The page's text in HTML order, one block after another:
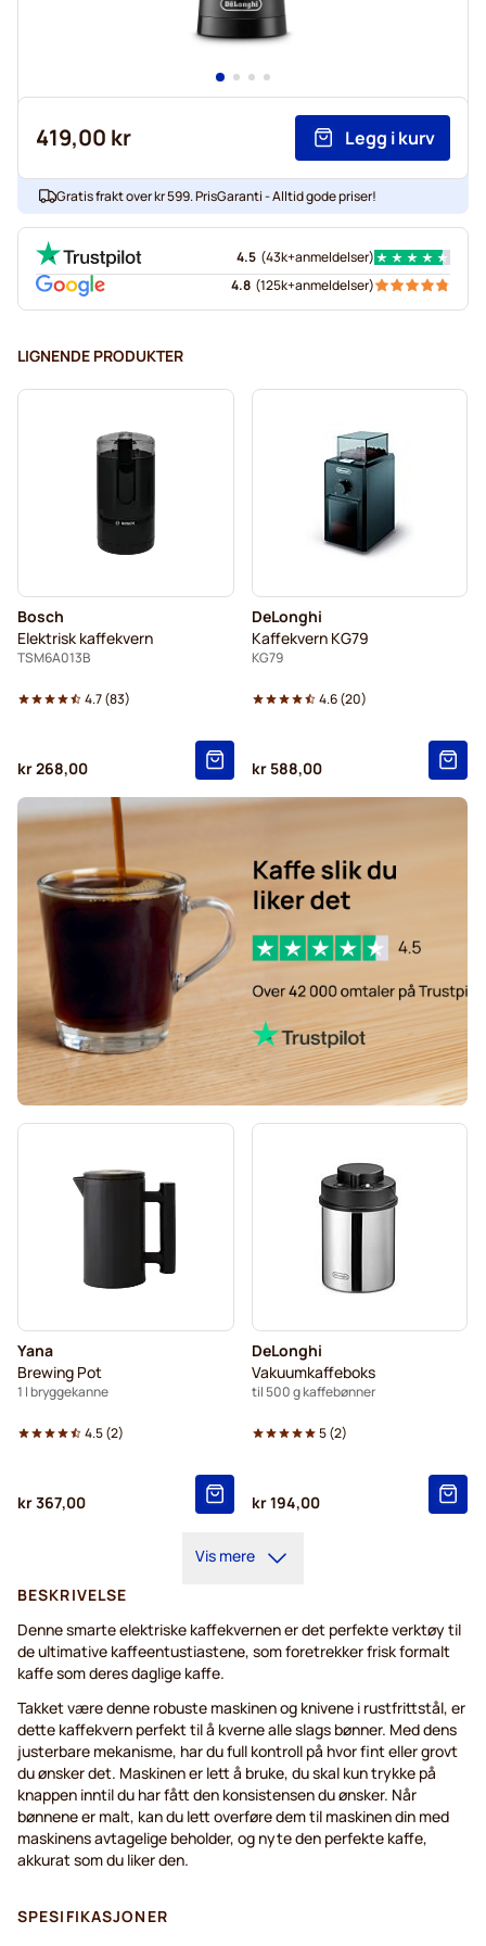
419,00 kr Legg i kurv
Gratis frakt over kr 599. PrisGaranti - Alltid gode priser!
4.5 (43k+anmeldelser)
4.8 (125k+anmeldelser)
LIGNENDE PRODUKTER
Bosch
Elektrisk kaffekvern
TSM6A013B
4.7(83)
kr 268,00
DeLonghi
Kaffekvern KG79
KG79
4.6(20)
kr 588,00
Yana
Brewing Pot
1 l bryggekanne
4.5(2)
kr 367,00
DeLonghi
Vakuumkaffeboks
til 500 g kaffebønner
5(2)
kr 194,00
Vis mere
BESKRIVELSE
Denne smarte elektriske kaffekvernen er det perfekte verktøy til
de ultimative kaffeentustiastene, som foretrekker frisk formalt
kaffe som deres daglige kaffe.
Takket være denne robuste maskinen og knivene i rustfrittstål, er
dette kaffekvern perfekt til å kverne alle slags bønner. Med dens
justerbare mekanisme, har du full kontroll på hvor fint eller grovt
du ønsker det. Maskinen er lett å bruke, du skal kun trykke på
knappen inntil du har fått den konsistensen du ønsker. Når
bønnene er malt, kan du lett overføre dem til maskinen din med
maskinens avtagelige beholder, og nyte den perfekte kaffe,
akkurat som du liker den.
SPESIFIKASJONER